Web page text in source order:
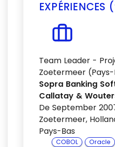
EXPÉRIENCES
Team Leader -
Zoetermeer
Sopra Banking
Callatay &
De September
Zoetermeer,
Pays-Bas
COBOL Oracle